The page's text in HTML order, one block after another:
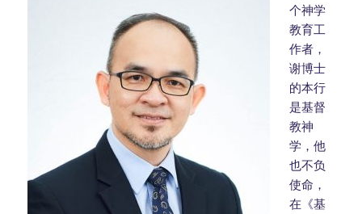
个神学
教育工
作者，
谢博士
的本行
是基督
教神
学，他
也不负
使命，
在《基